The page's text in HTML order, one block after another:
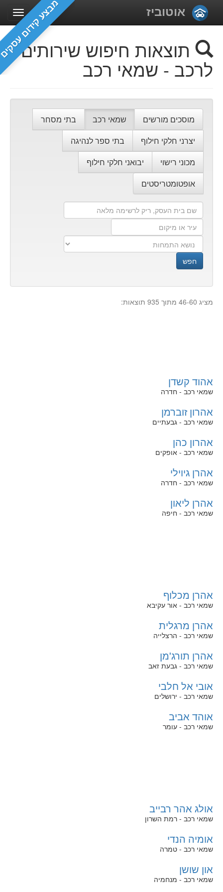
מבצע קידום אוטוביז
תוצאות חיפוש שירותים
לרכב - שמאי רכב
מוסכים מורשים שמאי רכב
בתי מסחר
יצרני חלקי חילוף
בתי ספר לנהיגה
מכוני רישוי
יבואני חלקי חילוף
אופטומטריסטים
שם
בית
העסקעיר
או
מיקום
נושא
התמחות
חפש
מציג 46-60 מתוך 935 תוצאות:
אהוד קשדן
שמאי רכב - חדרה
אהרון זוברמן
שמאי רכב - גבעתיים
אהרון כהן
שמאי רכב - אופקים
אהרן גיוילי
שמאי רכב - חדרה
אהרן ליאון
שמאי רכב - חיפה
אהרן מכלוף
שמאי רכב - אור עקיבא
אהרן מרגלית
שמאי רכב - הרצלייה
אהרן תורג'מן
שמאי רכב - גבעת זאב
אובי אל חלבי
שמאי רכב - ירושלים
אוהד אביב
שמאי רכב - עומר
אולג אהר רבייב
שמאי רכב - רמת השרון
אומיה הנדי
שמאי רכב - טמרה
און שושן
שמאי רכב - מנחמיה